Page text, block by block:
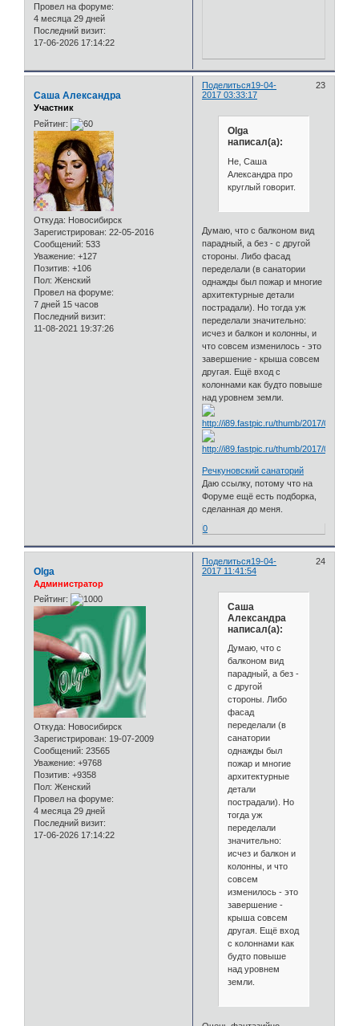
Провел на форуме:
4 месяца 29 дней
Последний визит:
17-06-2026 17:14:22
Поделиться 23
19-04-
2017 03:33:17
Саша Александра
Участник
Рейтинг:
Откуда: Новосибирск
Зарегистрирован: 22-05-2016
Сообщений: 533
Уважение: +127
Позитив: +106
Пол: Женский
Провел на форуме:
7 дней 15 часов
Последний визит:
11-08-2021 19:37:26
Olga
написал(а):
Не, Саша
Александра про
круглый говорит.
Думаю, что с балконом вид
парадный, а без - с другой
стороны. Либо фасад
переделали (в санатории
однажды был пожар и многие
архитектурные детали
пострадали). Но тогда уж
переделали значительно:
исчез и балкон и колонны, и
что совсем изменилось - это
завершение - крыша совсем
другая. Ещё вход с
колоннами как будто повыше
над уровнем земли.
Речкуновский санаторий
Даю ссылку, потому что на
Форуме ещё есть подборка,
сделанная до меня.
0
Поделиться 24
19-04-
2017 11:41:54
Olga
Администратор
Рейтинг:
Откуда: Новосибирск
Зарегистрирован: 19-07-2009
Сообщений: 23565
Уважение: +9768
Позитив: +9358
Пол: Женский
Провел на форуме:
4 месяца 29 дней
Последний визит:
17-06-2026 17:14:22
Саша
Александра
написал(а):
Думаю, что с
балконом вид
парадный, а без -
с другой
стороны. Либо
фасад
переделали (в
санатории
однажды был
пожар и многие
архитектурные
детали
пострадали). Но
тогда уж
переделали
значительно:
исчез и балкон и
колонны, и что
совсем
изменилось - это
завершение -
крыша совсем
другая. Ещё вход
с колоннами как
будто повыше
над уровнем
земли.